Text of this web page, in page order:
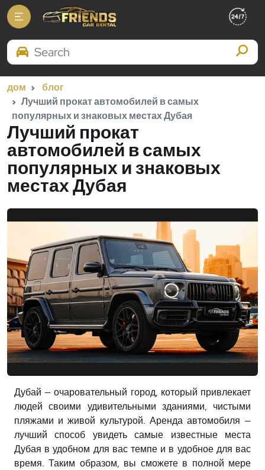
Search Brands
дом
блог
Лучший прокат автомобилей в самых
популярных и знаковых местах Дубая
Лучший прокат
автомобилей в самых
популярных и знаковых
местах Дубая
Дубай — очаровательный город, который привлекает
людей своими удивительными зданиями, чистыми
пляжами и живой культурой. Аренда автомобиля —
лучший способ увидеть самые известные места
Дубая в удобном для вас темпе и в удобное для вас
время. Таким образом, вы сможете в полной мере